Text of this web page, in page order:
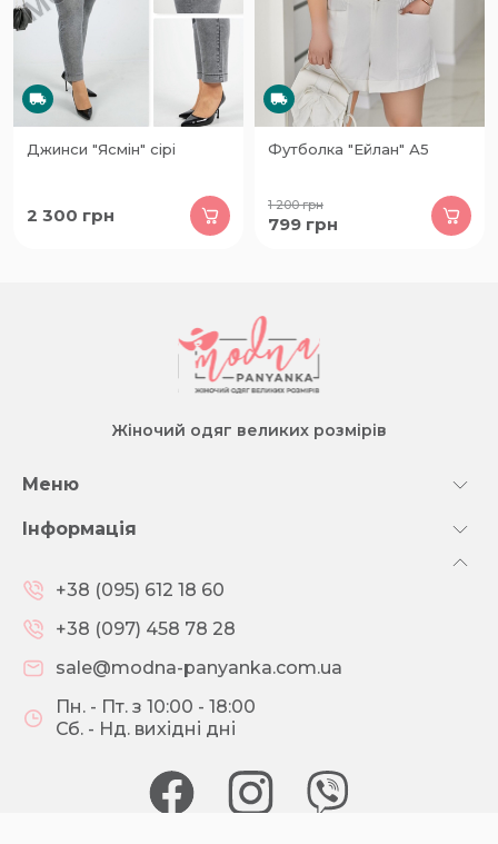
Джинси "Ясмін" сірі
2 300 грн
Футболка "Ейлан" А5
1 200грн
799 грн
Жіночий одяг великих розмірів
Меню
Інформація
+38 (095) 612 18 60
+38 (097) 458 78 28
sale@modna-panyanka.com.ua
Пн. - Пт. з 10:00 - 18:00
Сб. - Нд. вихідні дні